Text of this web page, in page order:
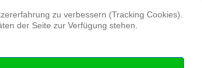
Suchen ...
Beruf Hydrographie
zu verbessern (Tracking Cookies).
der Seite zur Verfügung stehen.